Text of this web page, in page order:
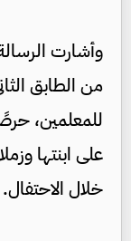
وأشارت
من الطابق
للمعلمين،
على ابنتها
خلال الاحتفال.